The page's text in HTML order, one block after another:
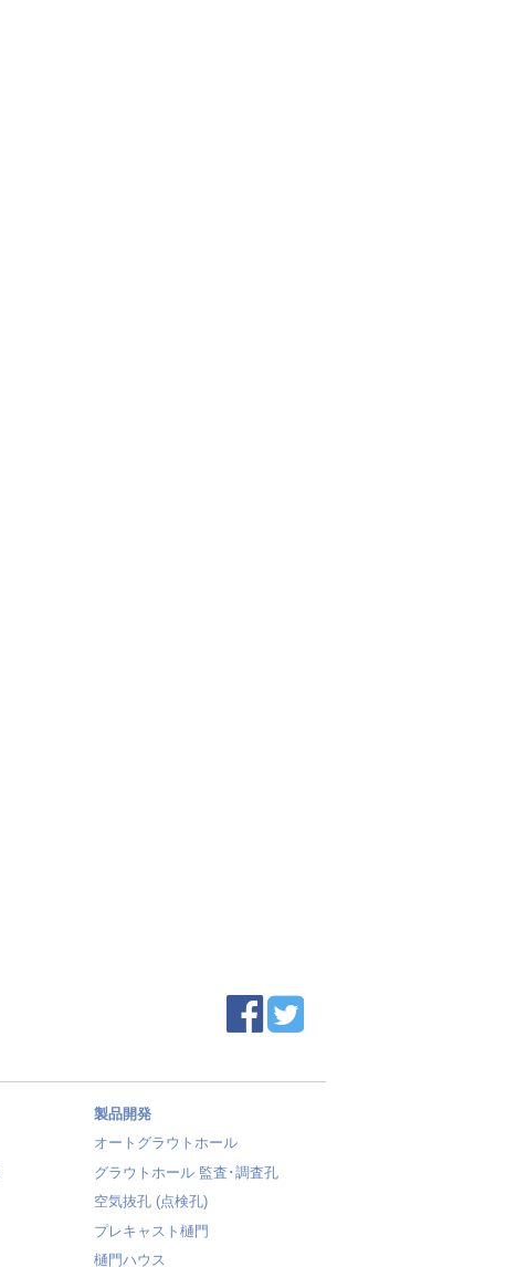
製品開発
オートグラウトホール
グラウトホール 監査･調査孔
空気抜孔 (点検孔)
プレキャスト樋門
樋門ハウス